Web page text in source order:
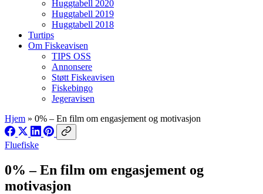
Huggtabell 2020
Huggtabell 2019
Huggtabell 2018
Turtips
Om Fiskeavisen
TIPS OSS
Annonsere
Støtt Fiskeavisen
Fiskebingo
Jegeravisen
Hjem » 0% – En film om engasjement og motivasjon
Fluefiske
0% – En film om engasjement og
motivasjon